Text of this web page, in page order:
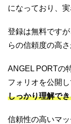
になっており、
登録は無料です
らの信頼度の高
ANGEL PORTの
フォリオを公開し
しっかり理解で
信頼性の高いマ